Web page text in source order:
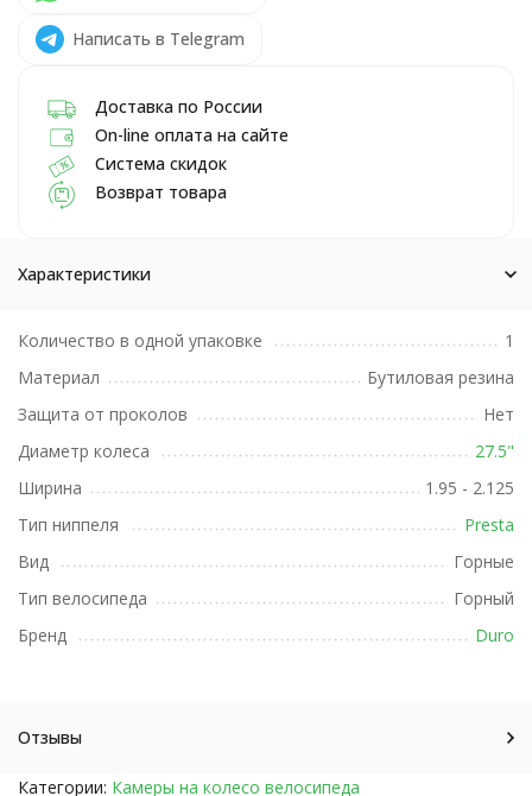
Написать в Telegram
Доставка по России
On-line оплата на сайте
Система скидок
Возврат товара
Характеристики
Количество в одной упаковке
1
Материал
Бутиловая резина
Защита от проколов
Нет
Диаметр колеса
27.5"
Ширина
1.95 - 2.125
Тип ниппеля
Presta
Вид
Горные
Тип велосипеда
Горный
Бренд
Duro
Отзывы
Категории: Камеры на колесо велосипеда